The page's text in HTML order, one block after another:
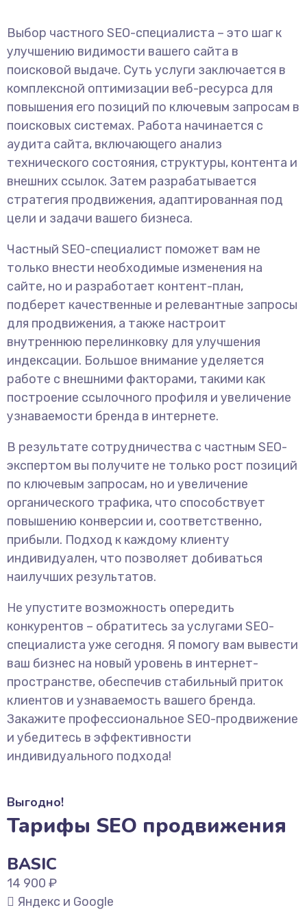
Выбор частного SEO-специалиста – это шаг к
улучшению видимости вашего сайта в
поисковой выдаче. Суть услуги заключается в
комплексной оптимизации веб-ресурса для
повышения его позиций по ключевым запросам в
поисковых системах. Работа начинается с
аудита сайта, включающего анализ
технического состояния, структуры, контента и
внешних ссылок. Затем разрабатывается
стратегия продвижения, адаптированная под
цели и задачи вашего бизнеса.
Частный SEO-специалист поможет вам не
только внести необходимые изменения на
сайте, но и разработает контент-план,
подберет качественные и релевантные запросы
для продвижения, а также настроит
внутреннюю перелинковку для улучшения
индексации. Большое внимание уделяется
работе с внешними факторами, такими как
построение ссылочного профиля и увеличение
узнаваемости бренда в интернете.
В результате сотрудничества с частным SEO-
экспертом вы получите не только рост позиций
по ключевым запросам, но и увеличение
органического трафика, что способствует
повышению конверсии и, соответственно,
прибыли. Подход к каждому клиенту
индивидуален, что позволяет добиваться
наилучших результатов.
Не упустите возможность опередить
конкурентов – обратитесь за услугами SEO-
специалиста уже сегодня. Я помогу вам вывести
ваш бизнес на новый уровень в интернет-
пространстве, обеспечив стабильный приток
клиентов и узнаваемость вашего бренда.
Закажите профессиональное SEO-продвижение
и убедитесь в эффективности
индивидуального подхода!
Выгодно!
Тарифы SEO продвижения
BASIC
14 900 ₽
Яндекс и Google